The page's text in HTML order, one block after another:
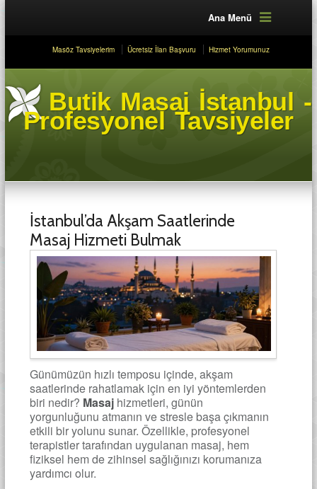
Ana Menü
Masöz Tavsiyelerim Ücretsiz İlan Başvuru Hizmet Yorumunuz
Butik Masaj İstanbul -
Profesyonel Tavsiyeler
İstanbul’da Akşam Saatlerinde
Masaj Hizmeti Bulmak
Günümüzün hızlı temposu içinde, akşam
saatlerinde rahatlamak için en iyi yöntemlerden
biri nedir? Masajhizmetleri, günün
yorgunluğunu atmanın ve stresle başa çıkmanın
etkili bir yolunu sunar. Özellikle, profesyonel
terapistler tarafından uygulanan masaj, hem
fiziksel hem de zihinsel sağlığınızı korumanıza
yardımcı olur.